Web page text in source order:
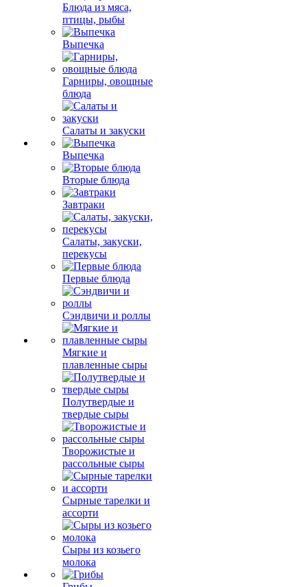
Блюда из мяса,
птицы, рыбы
Выпечка
Гарниры, овощные
блюда
Салаты и закуски
Выпечка
Вторые блюда
Завтраки
Салаты, закуски,
перекусы
Первые блюда
Сэндвичи и роллы
Мягкие и
плавленные сыры
Полутвердые и
твердые сыры
Творожистые и
рассольные сыры
Сырные тарелки и
ассорти
Сыры из козьего
молока